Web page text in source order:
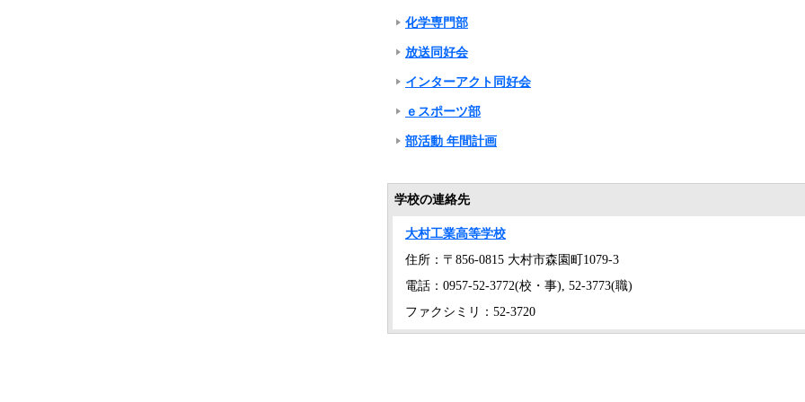
化学専門部
放送同好会
インターアクト同好会
ｅスポーツ部
部活動 年間計画
学校の連絡先
大村工業高等学校
住所：〒856-0815 大村市森園町1079-3
電話：0957-52-3772(校・事), 52-3773(職)
ファクシミリ：52-3720